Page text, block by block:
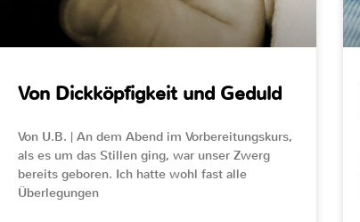
Von Dickköpfigkeit und Geduld
Von U.B. | An dem Abend im Vorbereitungskurs,
als es um das Stillen ging, war unser Zwerg
bereits geboren. Ich hatte wohl fast alle
Überlegungen